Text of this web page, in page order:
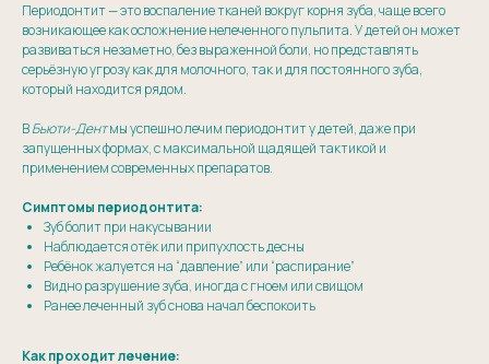
Периодонтит — это воспаление тканей вокруг корня зуба, чаще всего
возникающее как осложнение нелеченного пульпита. У детей он может
развиваться незаметно, без выраженной боли, но представлять
серьёзную угрозу как для молочного, так и для постоянного зуба,
который находится рядом.
ВБьюти-Дентмы успешно лечим периодонтит у детей, даже при
запущенных формах, с максимальной щадящей тактикой и
применением современных препаратов.
Симптомы периодонтита:
Зуб болит при накусывании
Наблюдается отёк или припухлость десны
Ребёнок жалуется на “давление” или “распирание”
Видно разрушение зуба, иногда с гноем или свищом
Ранее леченный зуб снова начал беспокоить
Как проходит лечение: